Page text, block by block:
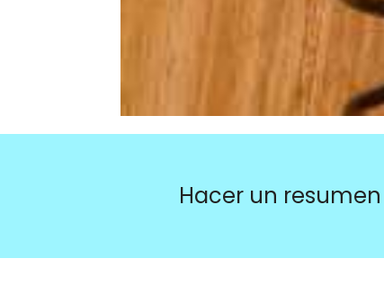
Hacer un